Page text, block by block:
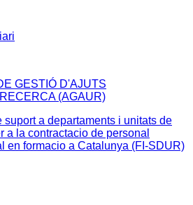
GESTIÓ D'AJUTS
(AGAUR)
a departaments i unitats de
a la contractacio de personal
en formacio a Catalunya (FI-SDUR)